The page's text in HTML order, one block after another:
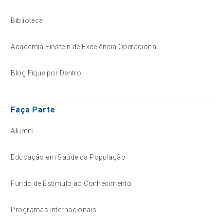
Biblioteca
Academia Einstein de Excelência Operacional
Blog Fique por Dentro
Faça Parte
Alumni
Educação em Saúde da População
Fundo de Estímulo ao Conhecimento
Programas Internacionais